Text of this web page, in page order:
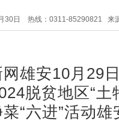
30日 热线：0311-85290821 来
安10月29日
脱贫地区“
“六进”活动